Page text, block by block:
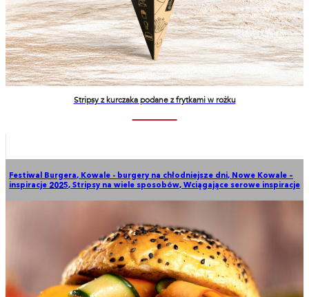
Stripsy z kurczaka podane z frytkami w rożku
Festiwal Burgera, Kowale - burgery na chłodniejsze dni, Nowe Kowale –
inspiracje 2025, Stripsy na wiele sposobów, Wciągające serowe inspiracje